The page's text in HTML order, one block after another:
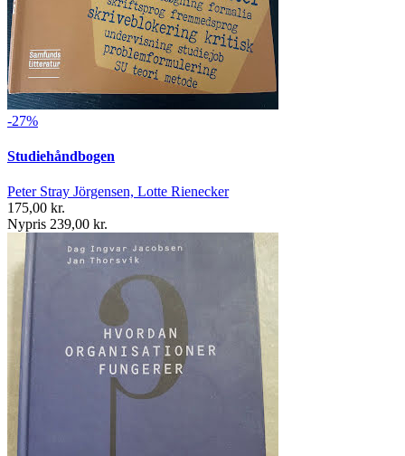
-27%
Studiehåndbogen
Peter Stray Jörgensen, Lotte Rienecker
175,00 kr.
Nypris 239,00 kr.